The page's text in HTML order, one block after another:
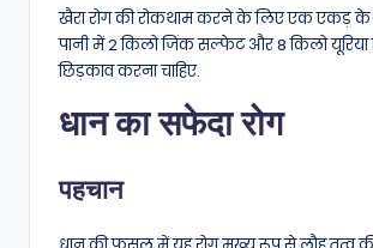
खैरा रोग की रोकथाम करने के लिए एक एकड़ के
पानी में 2 किलो जिंक सल्फेट और 8 किलो
छिड़काव करना चाहिए.
धान का सफेदा रोग
पहचान